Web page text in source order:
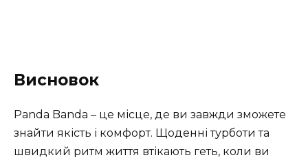
Висновок
Panda Banda – це місце, де ви завжди зможете
знайти якість і комфорт. Щоденні турботи та
швидкий ритм життя втікають геть, коли ви